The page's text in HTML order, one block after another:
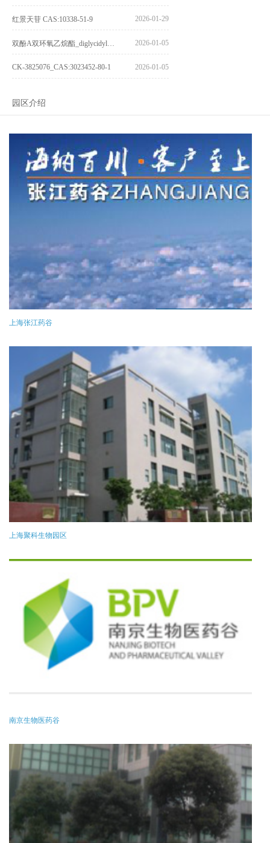
红景天苷 CAS:10338-51-9 2026-01-29
2026-01-05
CK-3825076_CAS:3023452-80-1 2026-01-05
园区介绍
上海张江药谷
上海聚科生物园区
南京生物医药谷